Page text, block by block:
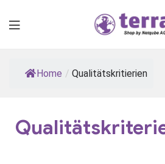
Computer
Home / Qualitätskritierien